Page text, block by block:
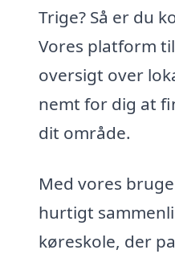
Trige? Så er du
Vores platform
oversigt over
nemt for dig at
dit område.
Med vores
hurtigt
køreskole, der